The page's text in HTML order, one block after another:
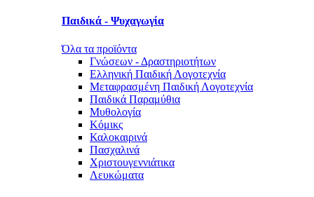
Παιδικά - Ψυχαγωγία
Όλα τα προϊόντα
Γνώσεων - Δραστηριοτήτων
Ελληνική Παιδική Λογοτεχνία
Μεταφρασμένη Παιδική Λογοτεχνία
Παιδικά Παραμύθια
Μυθολογία
Κόμικς
Καλοκαιρινά
Πασχαλινά
Χριστουγεννιάτικα
Λευκώματα